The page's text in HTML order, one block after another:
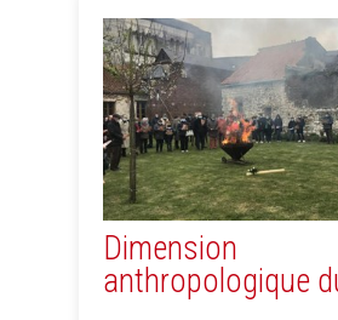
Dimension
anthropologique